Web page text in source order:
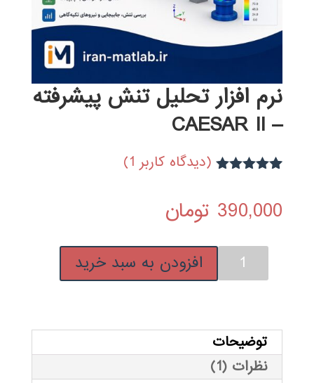
نرم افزار تحليل تنش پيشرفته
– CAESAR II
مشتری
(دیدگاه کاربر 1
)
390,000 تومان
افزار
پيشرفته
-
افزودن به سبد خرید
توضیحات
نظرات (1)